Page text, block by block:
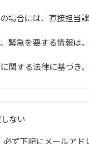
場合には、直接担当
緊急を要する情報は
する法律に基づき
ない
ず下記にメールアド